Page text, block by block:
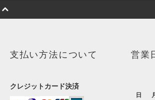
支払い方法について
クレジットカード決済
営業
日